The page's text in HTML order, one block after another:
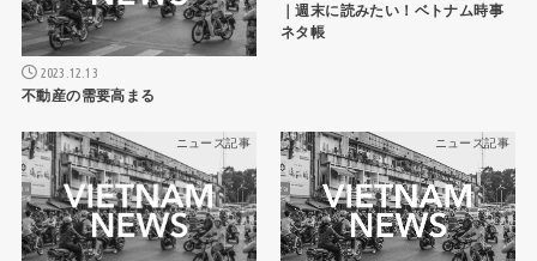
2023.12.13
不動産の需要高まる
｜週末に読みたい！ベトナム時事
ネタ帳
ニュース記事 ニュース記事